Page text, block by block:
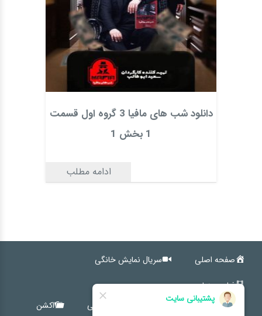
دانلود شب های مافیا 3 گروه اول قسمت
1 بخش 1
ادامه مطلب
صفحه اصلی
سریال نمایش خانگی
فیلم سینمایی
کمدی
اجتماعی خانوادگی اکشن